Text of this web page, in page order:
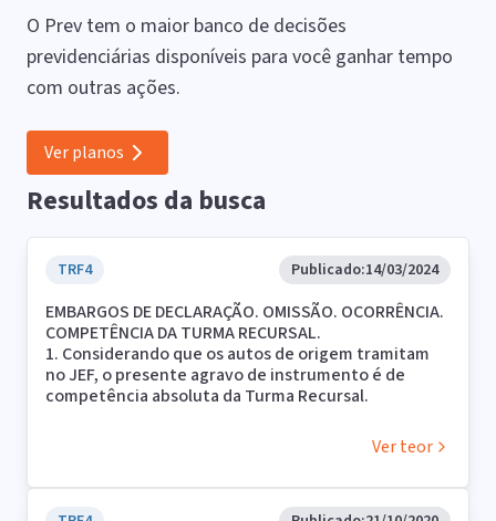
O Prev tem o maior banco de decisões
previdenciárias disponíveis para você ganhar tempo
com outras ações.
Ver planos
Resultados da busca
TRF4 Publicado:14/03/2024
EMBARGOS DE DECLARAÇÃO. OMISSÃO. OCORRÊNCIA.
COMPETÊNCIA DA TURMA RECURSAL.
1. Considerando que os autos de origem tramitam
no JEF, o presente agravo de instrumento é de
competência absoluta da Turma Recursal.
de efeitos infringentes, para suprir omissão e
declinar da competência para a Turma Recursal.
Ver teor